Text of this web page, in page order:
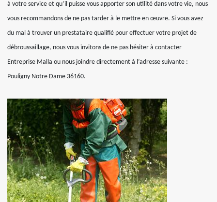
à votre service et qu’il puisse vous apporter son utilité dans votre vie, nous
vous recommandons de ne pas tarder à le mettre en œuvre. Si vous avez
du mal à trouver un prestataire qualifié pour effectuer votre projet de
débroussaillage, nous vous invitons de ne pas hésiter à contacter
Entreprise Malla ou nous joindre directement à l’adresse suivante :
Pouligny Notre Dame 36160.